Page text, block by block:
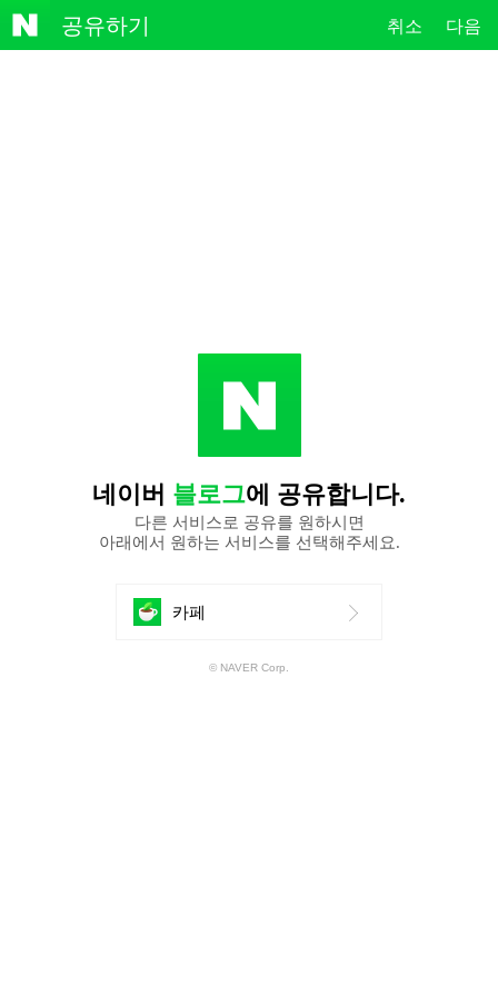
NAVE
공유하기 취소 다음
네이버 블로그에 공유합니다.
다른 서비스로 공유를 원하시면
아래에서 원하는 서비스를 선택해주세요.
카페
공
© NAVER Corp.